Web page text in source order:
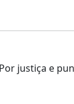
justiça e